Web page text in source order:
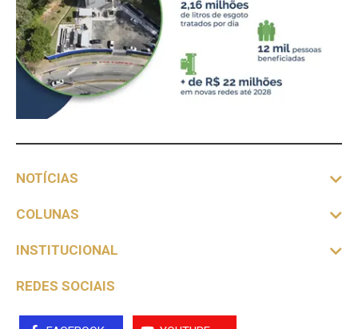
NOTÍCIAS
COLUNAS
INSTITUCIONAL
REDES SOCIAIS